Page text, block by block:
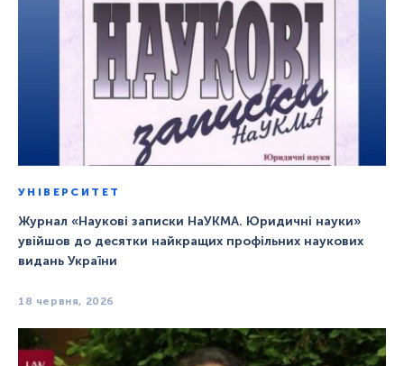
УНІВЕРСИТЕТ
Журнал «Наукові записки НаУКМА. Юридичні науки»
увійшов до десятки найкращих профільних наукових
видань України
18 червня, 2026